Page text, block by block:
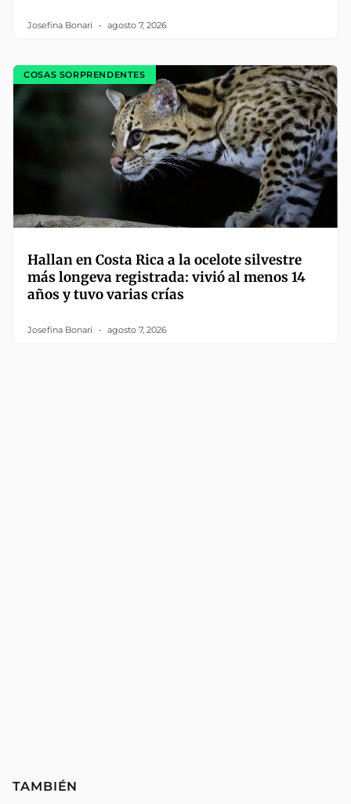
Josefina Bonari agosto 7, 2026
COSAS SORPRENDENTES
Hallan en Costa Rica a la ocelote silvestre
más longeva registrada: vivió al menos 14
años y tuvo varias crías
Josefina Bonari agosto 7, 2026
TAMBIÉN